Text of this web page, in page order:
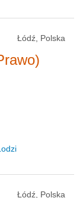
Łódź, Polska
Łódź, Polska